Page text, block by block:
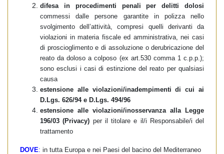
difesa in procedimenti penali per delitti dolosi
commessi dalle persone garantite in polizza nello
svolgimento dell’attività, compresi quelli derivanti da
violazioni in materia fiscale ed amministrativa, nei casi
di proscioglimento e di assoluzione o derubricazione del
reato da doloso a colposo (ex art.530 comma 1 c.p.p.);
sono esclusi i casi di estinzione del reato per qualsiasi
causa
estensione alle violazioni/inadempimenti di cui ai
D.Lgs. 626/94 e D.Lgs. 494/96
estensione alle violazioni/inosservanza alla Legge
196/03 (Privacy) per il titolare e il/i Responsabile/i del
trattamento
DOVE: in tutta Europa e nei Paesi del bacino del Mediterraneo